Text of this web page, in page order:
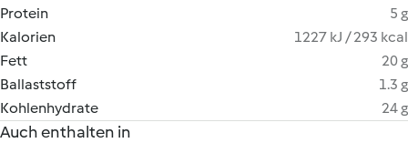
Protein
5 g
Kalorien
1227 kJ / 293 kcal
Fett
20 g
Ballaststoff
1.3 g
Kohlenhydrate
24 g
Auch enthalten in